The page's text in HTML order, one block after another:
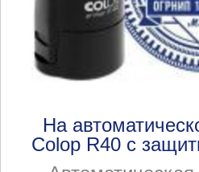
На
Colop R40 с